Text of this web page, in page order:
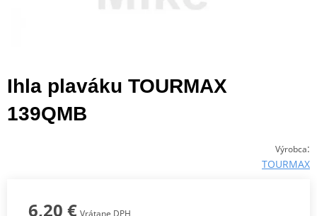
Ihla plaváku TOURMAX
139QMB
Výrobca:
TOURMAX
6,20 € Vrátane DPH